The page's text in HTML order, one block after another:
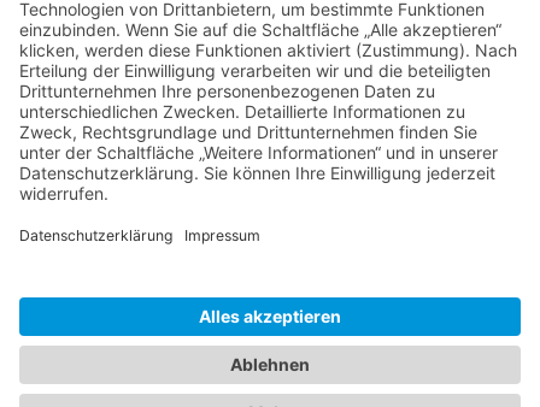
Freital Ortsteil Somsdorf
Freital Ortsteil Schweinsdorf
Freital Ortsteil Saalhausen
Freital Ortsteil Potschappel
Freital Ortsteil Pesterwitz
Freital Ortsteil Niederhäslich
Freital Ortsteil Hainsberg
Freital Ortsteil Birkigt